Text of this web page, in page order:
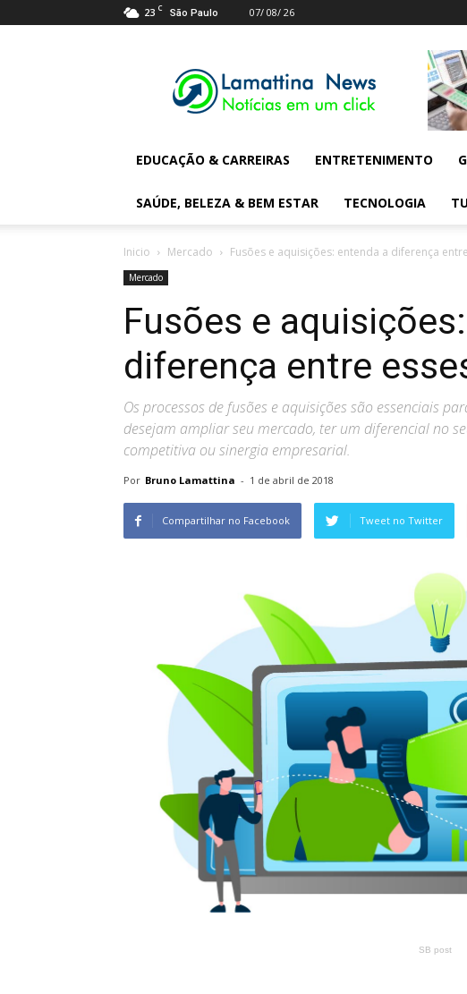
23 C São Paulo 07/ 08/ 26
Digital
News
EDUCAÇÃO & CARREIRAS ENTRETENIMENTO
SAÚDE, BELEZA & BEM ESTAR TECNOLOGIA
Inicio Mercado Fusões e aquisições: entenda a diferença
Mercado
Fusões e
diferença entre
Os processos de fusões e aquisições são essenciais
desejam ampliar seu mercado, ter um diferencial no
competitiva ou sinergia empresarial.
Por Bruno Lamattina - 1 de abril de 2018
Compartilhar no Facebook Tweet no Twitter
SB post